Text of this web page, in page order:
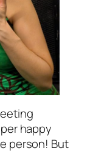
happy
person! But